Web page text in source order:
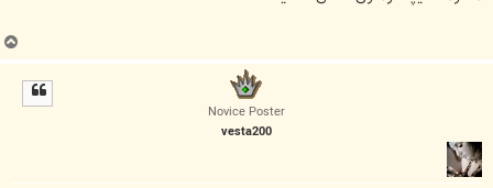
ب
ا
Novice Poster
vesta200